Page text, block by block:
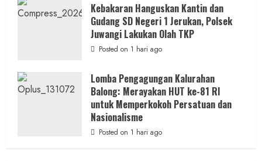
Kebakaran Hanguskan Kantin dan
Gudang SD Negeri 1 Jerukan, Polsek
Juwangi Lakukan Olah TKP
Posted on 1 hari ago
Lomba Pengagungan Kalurahan
Balong: Merayakan HUT ke-81 RI
untuk Memperkokoh Persatuan dan
Nasionalisme
Posted on 1 hari ago